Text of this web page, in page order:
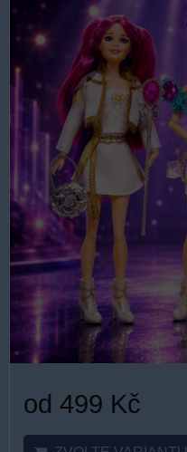
od 499 Kč